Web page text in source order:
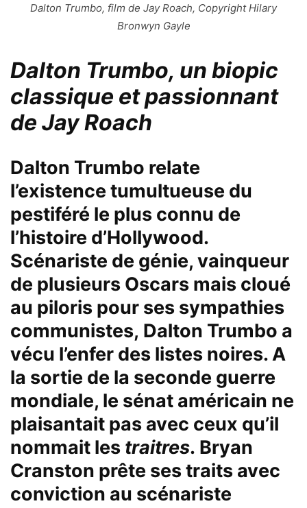
Dalton Trumbo, film de Jay Roach, Copyright Hilary
Bronwyn Gayle
Dalton Trumbo, un biopic
classique et passionnant
de Jay Roach
Dalton Trumbo relate
l’existence tumultueuse du
pestiféré le plus connu de
l’histoire d’Hollywood.
Scénariste de génie, vainqueur
de plusieurs Oscars mais cloué
au piloris pour ses sympathies
communistes, Dalton Trumbo a
vécu l’enfer des listes noires. A
la sortie de la seconde guerre
mondiale, le sénat américain ne
plaisantait pas avec ceux qu’il
nommait les traitres. Bryan
Cranston prête ses traits avec
conviction au scénariste